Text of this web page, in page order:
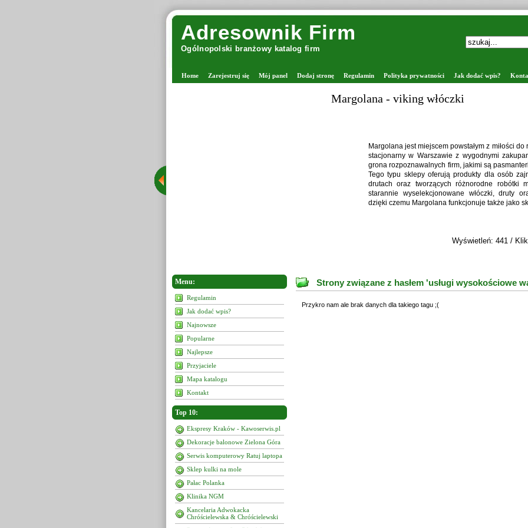
Adresownik Firm
Ogólnopolski branżowy katalog firm
Home Zarejestruj się Mój panel Dodaj stronę Regulamin Polityka prywatności Jak dodać wpis?
Margolana - viking włóczki
Margolana jest miejscem powstałym z miłości do
stacjonarny w Warszawie z wygodnymi
grona rozpoznawalnych firm, jakimi są
Tego typu sklepy oferują produkty dla osób
drutach oraz tworzących różnorodne robótki
starannie wyselekcjonowane włóczki, druty
dzięki czemu Margolana funkcjonuje także jako
Wyświetleń: 441 /
Menu:
Regulamin
Jak dodać wpis?
Najnowsze
Popularne
Najlepsze
Przyjaciele
Mapa katalogu
Kontakt
Top 10:
Ekspresy Kraków - Kawoserwis.pl
Dekoracje balonowe Zielona Góra
Serwis komputerowy Ratuj laptopa
Sklep kulki na mole
Pałac Polanka
Klinika NGM
Kancelaria Adwokacka
Chróścielewska & Chróścielewski
Strony związane z hasłem 'usługi wysokościowe
Przykro nam ale brak danych dla takiego tagu ;(